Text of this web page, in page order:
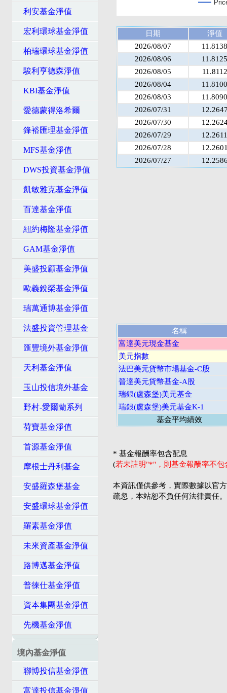
利安基金淨值
宏利環球基金淨值
柏瑞環球基金淨值
駿利亨德森淨值
KBI基金淨值
愛德蒙得洛希爾
鋒裕匯理基金淨值
MFS基金淨值
DWS投資基金淨值
凱敏雅克基金淨值
百達基金淨值
紐約梅隆基金淨值
GAM基金淨值
美盛投顧基金淨值
歐義銳榮基金淨值
瑞萬通博基金淨值
法盛投資管理基金
匯豐境外基金淨值
天利基金淨值
玉山投信境外基金
野村-愛爾蘭系列
荷寶基金淨值
首源基金淨值
摩根士丹利基金
安盛羅森堡基金
安盛環球基金淨值
羅素基金淨值
未來資產基金淨值
路博邁基金淨值
普徠仕基金淨值
資本集團基金淨值
先機基金淨值
境內基金淨值
聯博投信基金淨值
富達投信基金淨值
日期
淨值
2026/08/07
11.8138
2026/08/06
11.8125
2026/08/05
11.8112
2026/08/04
11.8100
2026/08/03
11.8090
2026/07/31
2026/07/30
2026/07/29
12.2611
2026/07/28
2026/07/27
名稱
富達美元現金基金
美元指數
法巴美元貨幣市場基金-C股
晉達美元貨幣基金-A股
瑞銀(盧森堡)美元基金
瑞銀(盧森堡)美元基金K-1
基金平均績效
* 基金報酬率包含配息
(若未註明"*"，則基金報酬率不
本資訊僅供參考，實際數據以官
疏忽，本站恕不負任何法律責任。